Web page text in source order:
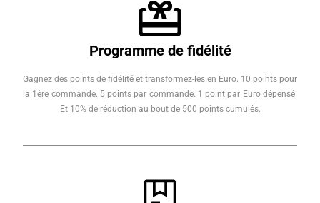
Programme de fidélité
Gagnez des points de fidélité et transformez-les en Euro. 10 points pour
la 1ère commande. 5 points par commande. 1 point par Euro dépensé.
Et 10% de réduction au bout de 500 points cumulés.